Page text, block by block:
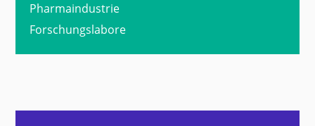
Pharmaindustrie
Forschungslabore